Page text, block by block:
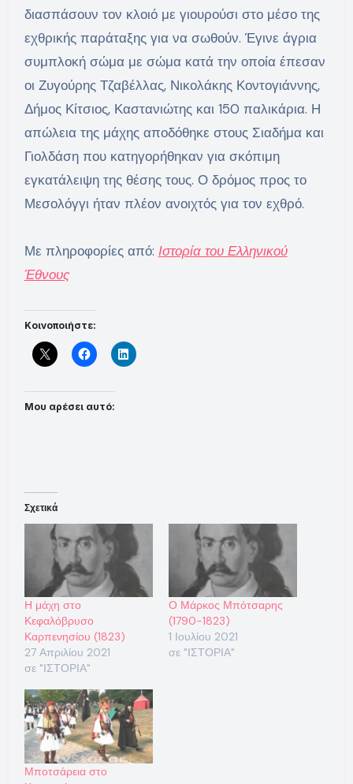
διασπάσουν τον κλοιό με γιουρούσι στο μέσο της
εχθρικής παράταξης για να σωθούν. Έγινε άγρια
συμπλοκή σώμα με σώμα κατά την οποία έπεσαν
οι Ζυγούρης Τζαβέλλας, Νικολάκης Κοντογιάννης,
Δήμος Κίτσιος, Καστανιώτης και 150 παλικάρια. Η
απώλεια της μάχης αποδόθηκε στους Σιαδήμα και
Γιολδάση που κατηγορήθηκαν για σκόπιμη
εγκατάλειψη της θέσης τους. Ο δρόμος προς το
Μεσολόγγι ήταν πλέον ανοιχτός για τον εχθρό.
Με πληροφορίες από: Ιστορία του Ελληνικού
Έθνους
Κοινοποιήστε:
Μου αρέσει αυτό:
Σχετικά
Η μάχη στο
Κεφαλόβρυσο
Καρπενησίου (1823)
27 Απριλίου 2021
σε "ΙΣΤΟΡΙΑ"
Ο Μάρκος Μπότσαρης
(1790-1823)
1 Ιουλίου 2021
σε "ΙΣΤΟΡΙΑ"
Μποτσάρεια στο